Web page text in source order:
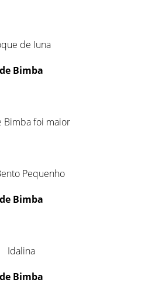
de Iuna
de Bimba
Bimba foi maior
Pequenho
de Bimba
Idalina
de Bimba